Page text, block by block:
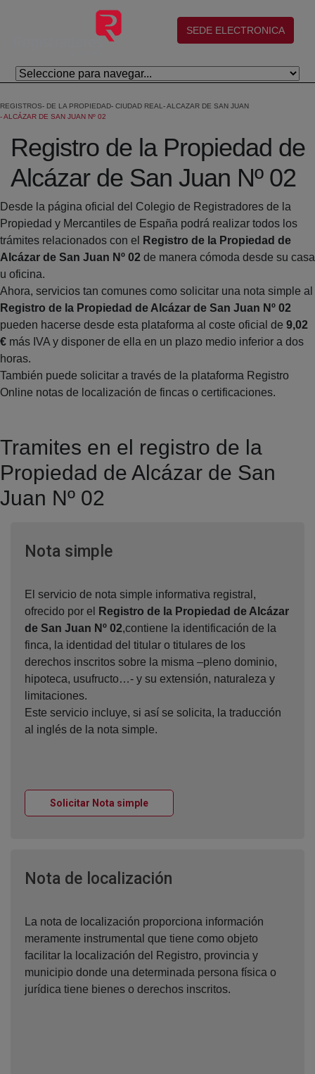
Eduki nagusira joan
(abre en nueva ventana)
SEDE ELECTRONICA
REGISTROS DE LA PROPIEDAD CIUDAD REAL
ALCAZAR DE SAN JUAN
ALCÁZAR DE SAN JUAN Nº 02
Registro de la Propiedad de
Alcázar de San Juan Nº 02
Desde la página oficial del Colegio de Registradores de la
Propiedad y Mercantiles de España podrá realizar todos los
trámites relacionados con el
Registro de la Propiedad de
Alcázar de San Juan Nº 02 de manera cómoda desde su casa
u oficina.
Ahora, servicios tan comunes como solicitar una nota simple al
Registro de la Propiedad de Alcázar de San Juan Nº 02
pueden hacerse desde esta plataforma al coste oficial de 9,02
€ más IVA y disponer de ella en un plazo medio inferior a dos
horas.
También puede solicitar a través de la plataforma Registro
Online notas de localización de fincas o certificaciones.
Tramites en el registro de la
Propiedad de Alcázar de San
Juan Nº 02
Nota simpleVentana nueva
El servicio de nota simple informativa registral,
ofrecido por el
Registro de la Propiedad de Alcázar
de San Juan Nº 02,contiene la identificación de la
finca, la identidad del titular o titulares de los
derechos inscritos sobre la misma –pleno dominio,
hipoteca, usufructo…- y su extensión, naturaleza y
limitaciones.
Este servicio incluye, si así se solicita, la traducción
al inglés de la nota simple.
Solicitar Nota simpleVentana nueva
Nota de localización
La nota de localización proporciona información
meramente instrumental que tiene como objeto
facilitar la localización del Registro, provincia y
municipio donde una determinada persona física o
jurídica tiene bienes o derechos inscritos.